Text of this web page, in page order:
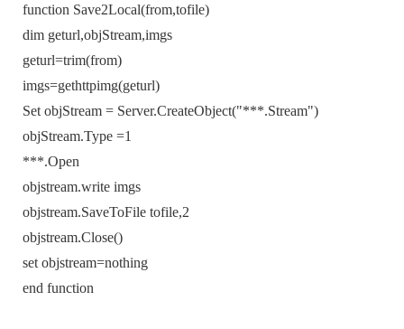
function Save2Local(from,tofile)
dim geturl,objStream,imgs
geturl=trim(from)
imgs=gethttpimg(geturl)
Set objStream = Server.CreateObject("***.Stream")
objStream.Type =1
***.Open
objstream.write imgs
objstream.SaveToFile tofile,2
objstream.Close()
set objstream=nothing
end function